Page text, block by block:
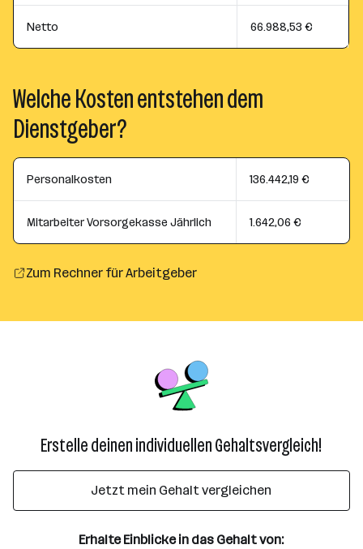
Netto 66.988,53 €
Welche Kosten entstehen dem
Dienstgeber?
Personalkosten 136.442,19 €
Mitarbeiter Vorsorgekasse Jährlich 1.642,06 €
Zum Rechner für Arbeitgeber
Erstelle deinen individuellen Gehaltsvergleich!
Jetzt mein Gehalt vergleichen
Erhalte Einblicke in das Gehalt von: